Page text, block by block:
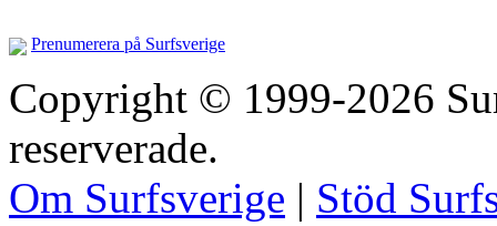
Prenumerera på Surfsverige
Copyright © 1999-2026
reserverade.
Om Surfsverige | Stöd